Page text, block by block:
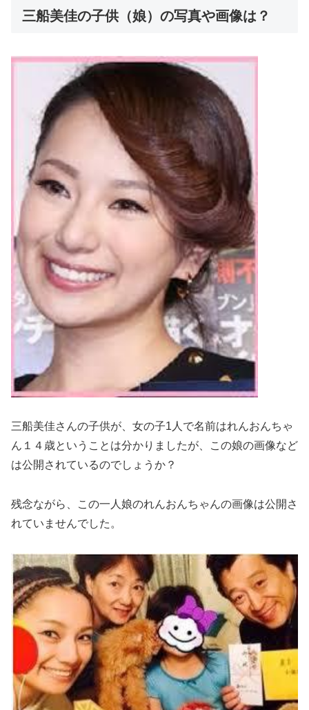
三船美佳の子供（娘）の写真や画像は？
三船美佳さんの子供が、女の子1人で名前はれんおんちゃ
ん１４歳ということは分かりましたが、この娘の画像など
は公開されているのでしょうか？
残念ながら、この一人娘のれんおんちゃんの画像は公開さ
れていませんでした。